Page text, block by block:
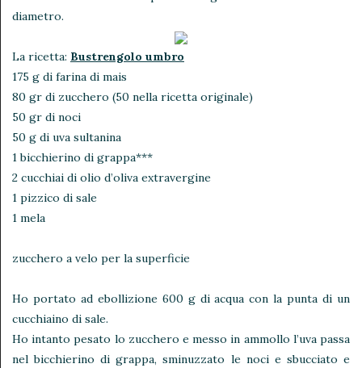
diametro.
La ricetta: Bustrengolo umbro
175 g di farina di mais
80 gr di zucchero (50 nella ricetta originale)
50 gr di noci
50 g di uva sultanina
1 bicchierino di grappa***
2 cucchiai di olio d’oliva extravergine
1 pizzico di sale
1 mela
zucchero a velo per la superficie
Ho portato ad ebollizione 600 g di acqua con la punta di un
cucchiaino di sale.
Ho intanto pesato lo zucchero e messo in ammollo l’uva passa
nel bicchierino di grappa, sminuzzato le noci e sbucciato e